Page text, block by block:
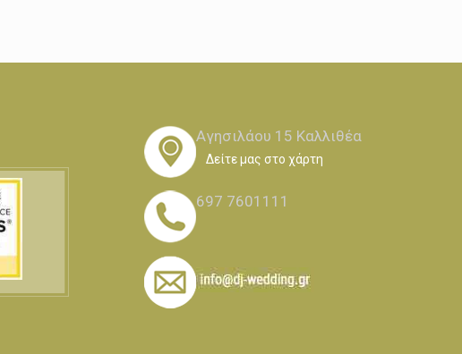
Αγησιλάου 15 Καλλιθέα
Δείτε μας στο χάρτη
697 7601111